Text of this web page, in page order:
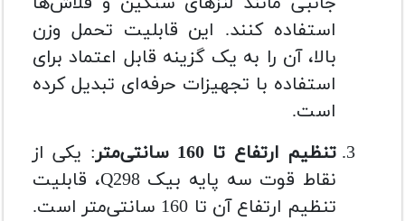
استفاده کنند. این قابلیت تحمل وزن
بالا، آن را به یک گزینه قابل اعتماد برای
استفاده با تجهیزات حرفه‌ای تبدیل کرده
است.
تنظیم ارتفاع تا 160 سانتی‌متر
: یکی از
نقاط قوت سه پایه بیک Q298، قابلیت
تنظیم ارتفاع آن تا 160 سانتی‌متر است.